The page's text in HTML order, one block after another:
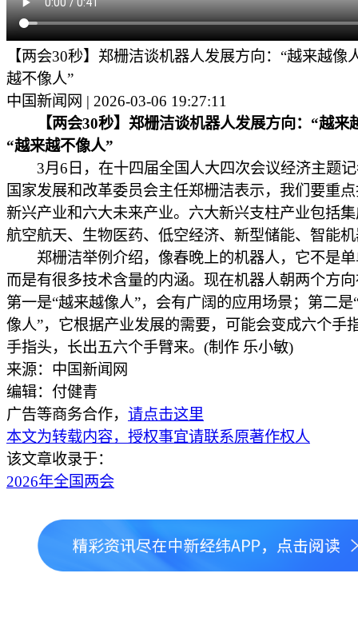
【两会30秒】郑栅洁谈机器人发展方向：“越来越像
越不像人”
中国新闻网 | 2026-03-06 19:27:11
【两会30秒】郑栅洁谈机器人发展方向：“越来
“越来越不像人”
3月6日，在十四届全国人大四次会议经济主题记
国家发展和改革委员会主任郑栅洁表示，我们要重
新兴产业和六大未来产业。六大新兴支柱产业包括
航空航天、生物医药、低空经济、新型储能、智能
郑栅洁举例介绍，像春晚上的机器人，它不是单
而是有很多技术含量的内涵。现在机器人朝两个方
第一是“越来越像人”，会有广阔的应用场景；第二是
像人”，它根据产业发展的需要，可能会变成六个手
手指头，长出五六个手臂来。(制作 乐小敏)
来源：中国新闻网
编辑：付健青
广告等商务合作， 请点击这里
本文为转载内容，授权事宜请联系原著作权人
该文章收录于：
2026年全国两会